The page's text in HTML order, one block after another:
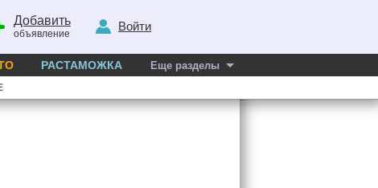
Добавить
объявление
Войти
РАСТАМОЖКА Еще разделы